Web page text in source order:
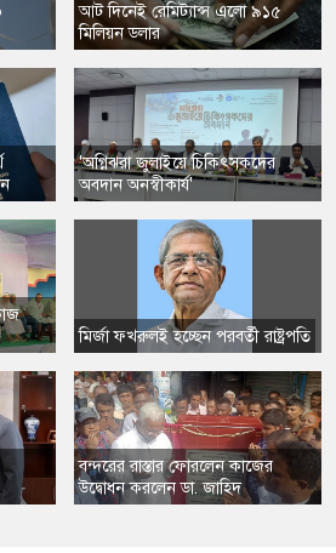
​আট দিনেই রেমিট্যান্স এলো ৯১৫
মিলিয়ন ডলার
'অগ্নিঝরা জুলাইয়ে চিকিৎসকদের
অবদান অনস্বীকার্য'
​মির্জা ফখরুলই হচ্ছেন পরবর্তী রাষ্ট্রপতি
​বন্দরের রাস্তার ফোরলেন কাজের
উদ্বোধন করলেন ডা. জাহিদ